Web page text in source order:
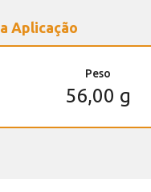
Aplicação
Peso
56,00 g